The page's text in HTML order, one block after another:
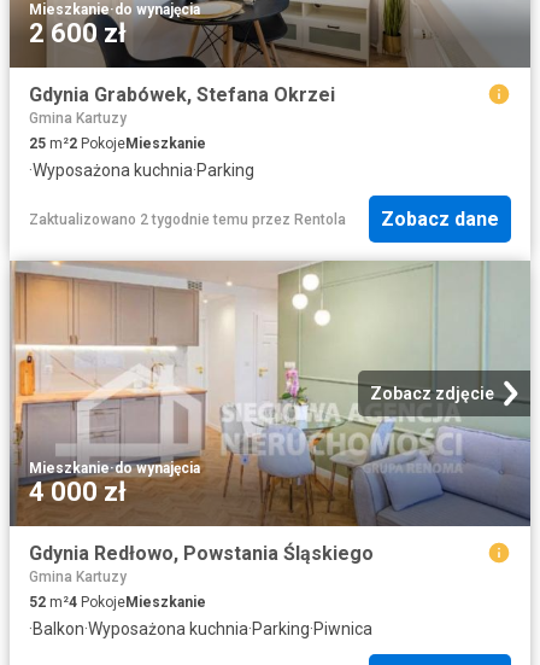
Mieszkanie·do wynajęcia
2 600 zł
Gdynia Grabówek, Stefana Okrzei
Gmina Kartuzy
25 m²2 PokojeMieszkanie
·Wyposażona kuchnia·Parking
Zaktualizowano 2 tygodnie temu przez Rentola Zobacz dane
Zobacz zdjęcie
Mieszkanie·do wynajęcia
4 000 zł
Gdynia Redłowo, Powstania Śląskiego
Gmina Kartuzy
52 m²4 PokojeMieszkanie
·Balkon·Wyposażona kuchnia·Parking·Piwnica